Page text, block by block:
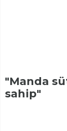
"Manda
sahip"